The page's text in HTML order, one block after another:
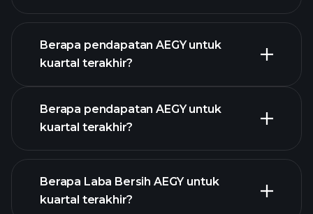
Berapa pendapatan AEGY untuk
kuartal terakhir?
Berapa pendapatan AEGY untuk
kuartal terakhir?
Berapa Laba Bersih AEGY untuk
kuartal terakhir?